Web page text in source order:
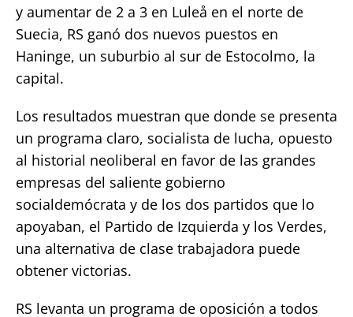
y aumentar de 2 a 3 en Luleå en el norte de
Suecia, RS ganó dos nuevos puestos en
Haninge, un suburbio al sur de Estocolmo, la
capital.
Los resultados muestran que donde se presenta
un programa claro, socialista de lucha, opuesto
al historial neoliberal en favor de las grandes
empresas del saliente gobierno
socialdemócrata y de los dos partidos que lo
apoyaban, el Partido de Izquierda y los Verdes,
una alternativa de clase trabajadora puede
obtener victorias.
RS levanta un programa de oposición a todos